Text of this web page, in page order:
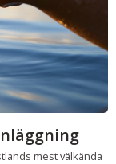
mest välkända